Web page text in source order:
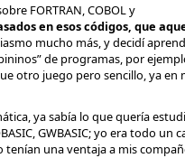
FORTRAN, COBOL y
en esos códigos, que
mucho más, y decidí
de programas, por
otro juego pero sencillo, ya en
ya sabía lo que quería
GWBASIC; yo era todo un
tenían una ventaja a mis